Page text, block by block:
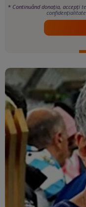
* Continuând donația, accepți
confidențialitate